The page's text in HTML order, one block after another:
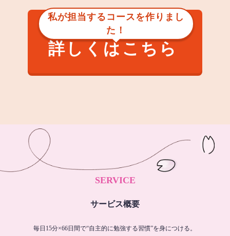
私が担当するコースを作りまし
た！
詳しくはこちら
SERVICE
サービス概要
毎日15分×66日間で“自主的に勉強する習慣”を身につける。